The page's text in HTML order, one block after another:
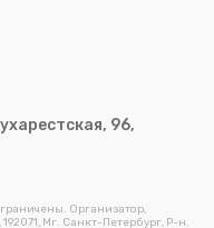
Организатор,
Мг. Санкт-Петербург, Р-н.
96,